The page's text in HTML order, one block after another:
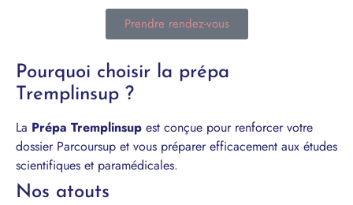
Prendre rendez-vous
Pourquoi choisir la prépa
Tremplinsup ?
La Prépa Tremplinsup est conçue pour renforcer votre
dossier Parcoursup et vous préparer efficacement aux études
scientifiques et paramédicales.
Nos atouts